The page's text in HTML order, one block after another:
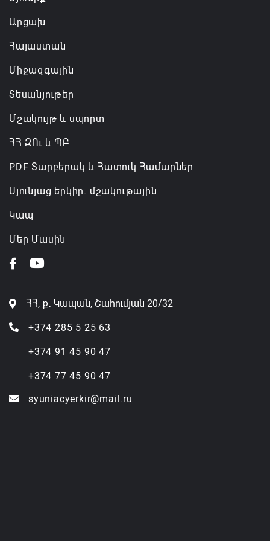
Արցախ
Հայաստան
Միջազգային
Տեսանյութեր
Մշակույթ և սպորտ
ՀՀ ԶՈւ և ՊԲ
PDF Տարբերակ և Հատուկ Համարներ
Սյունյաց երկիր. մշակութային
Կապ
Մեր Մասին
ՀՀ, ք․ Կապան, Շահումյան 20/32
+374 285 5 25 63
+374 91 45 90 47
+374 77 45 90 47
syuniacyerkir@mail.ru